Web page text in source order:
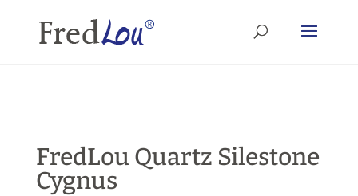
FredLou Quartz Silestone
Cygnus